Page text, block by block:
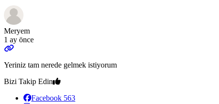
Meryem
1 ay önce
Yeriniz tam nerede gelmek istiyorum
Bizi Takip Edin
Facebook 563